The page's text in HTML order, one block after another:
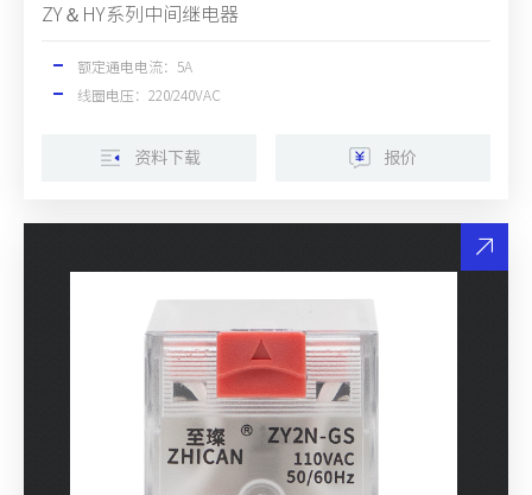
ZY＆HY系列中间继电器
额定通电电流：5A
线圈电压：220/240VAC
资料下载 报价